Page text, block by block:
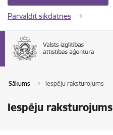
Pārvaldīt sīkdatnes
Sākums Iespēju raksturojums
Iespēju raksturojums